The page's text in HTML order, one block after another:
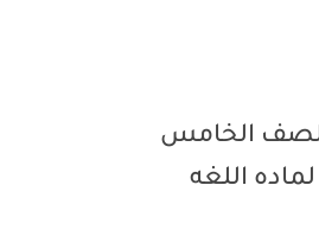
للصف الخامس
الاعدادي للعام 2022 لماده اللغه